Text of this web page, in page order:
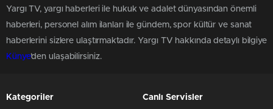
Yargı TV, yargı haberleri ile hukuk ve adalet dünyasından önemli
haberleri, personel alım ilanları ile gündem, spor kültür ve sanat
haberlerini sizlere ulaştırmaktadır. Yargı TV hakkında detaylı bilgiye
Künye'den ulaşabilirsiniz.
Kategoriler Canlı Servisler